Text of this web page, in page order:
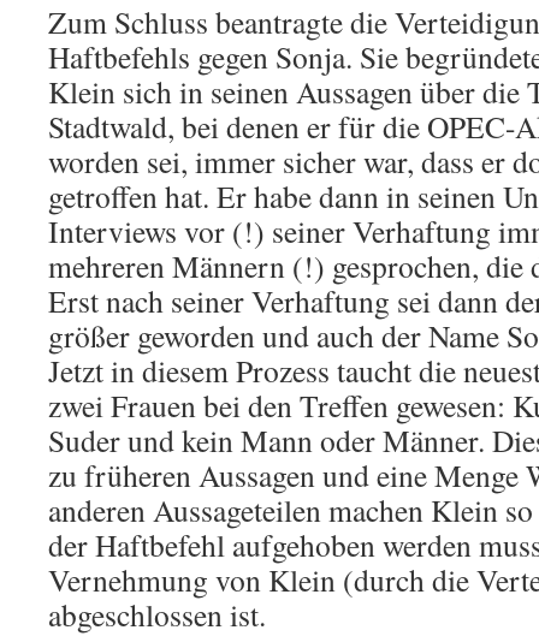
Zum Schluss beantragte die
Haftbefehls gegen Sonja. Sie
Klein sich in seinen Aussagen über
Stadtwald, bei denen er für die OPEC-
worden sei, immer sicher war, dass er
getroffen hat. Er habe dann in seinen
Interviews vor (!) seiner Verhaftung
mehreren Männern (!) gesprochen, die
Erst nach seiner Verhaftung sei dann
größer geworden und auch der Name
Jetzt in diesem Prozess taucht die
zwei Frauen bei den Treffen gewesen:
Suder und kein Mann oder Männer.
zu früheren Aussagen und eine Menge
anderen Aussageteilen machen Klein
der Haftbefehl aufgehoben werden
Vernehmung von Klein (durch die
abgeschlossen ist.